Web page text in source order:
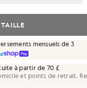
mensuels de 3
à partir de 70 £
et points de retrait.